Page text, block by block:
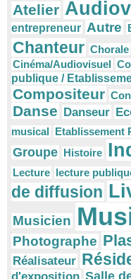
Atelier
entrepreneur Autre
Chanteur Chorale
Cinéma/Audiovisuel
publique /
Compositeur
Danse Danseur
musical Etablissement
Groupe Histoire
Lecture lecture
de diffusion
Musicien
Photographe
Réalisateur